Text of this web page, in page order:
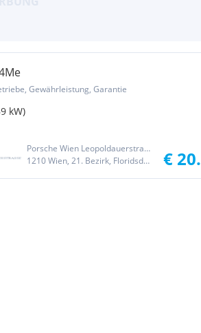
Gewährleistung, Garantie
kW)
Porsche Wien Leopoldauerstraße
1210 Wien, 21. Bezirk, Floridsdorf
€